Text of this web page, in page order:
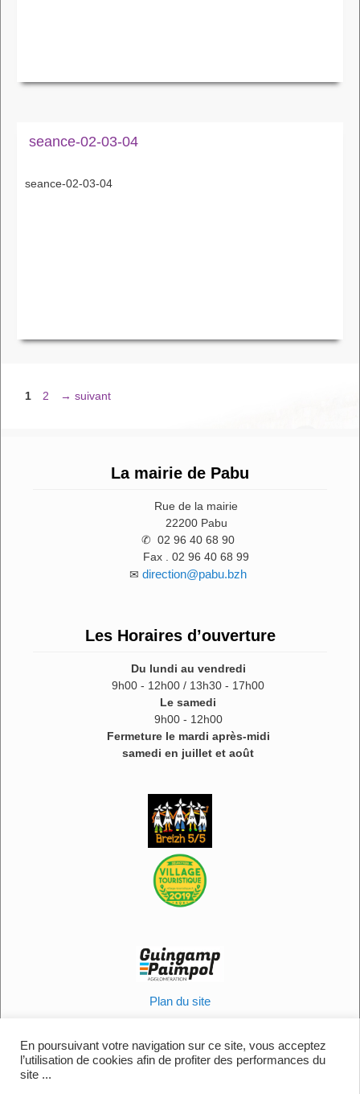
seance-02-03-04
seance-02-03-04
Page
1 Page
2 → suivant
La mairie de Pabu
Rue de la mairie
22200 Pabu
✆ 02 96 40 68 90
Fax . 02 96 40 68 99
✉ direction@pabu.bzh
Les Horaires d’ouverture
Du lundi au vendredi
9h00 - 12h00 / 13h30 - 17h00
Le samedi
9h00 - 12h00
Fermeture le mardi après-midi
samedi en juillet et août
Plan du site
Politique en matière de cookies
Contactez-nous
En poursuivant votre navigation sur ce site, vous acceptez
l’utilisation de cookies afin de profiter des performances du
site ...